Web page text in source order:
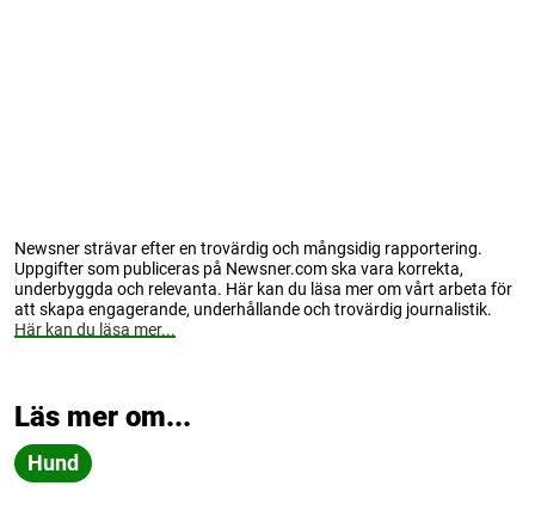
Newsner strävar efter en trovärdig och mångsidig rapportering.
Uppgifter som publiceras på Newsner.com ska vara korrekta,
underbyggda och relevanta. Här kan du läsa mer om vårt arbeta för
att skapa engagerande, underhållande och trovärdig journalistik.
Här kan du läsa mer...
Läs mer om...
Hund